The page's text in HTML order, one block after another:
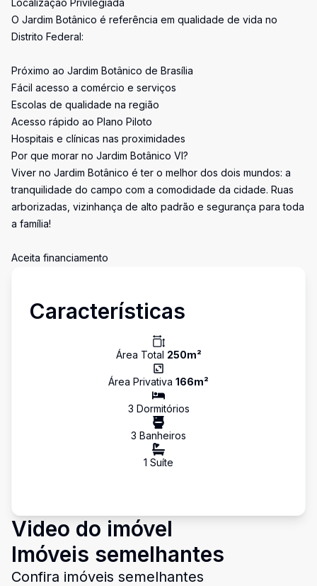
Localização Privilegiada
O Jardim Botânico é referência em qualidade de vida no
Distrito Federal:
Próximo ao Jardim Botânico de Brasília
Fácil acesso a comércio e serviços
Escolas de qualidade na região
Acesso rápido ao Plano Piloto
Hospitais e clínicas nas proximidades
Por que morar no Jardim Botânico VI?
Viver no Jardim Botânico é ter o melhor dos dois mundos: a
tranquilidade do campo com a comodidade da cidade. Ruas
arborizadas, vizinhança de alto padrão e segurança para toda
a família!
Aceita financiamento
Características
Área Total 250m²
Área Privativa 166m²
3 Dormitórios
3 Banheiros
1 Suíte
Video do imóvel
Imóveis semelhantes
Confira imóveis semelhantes